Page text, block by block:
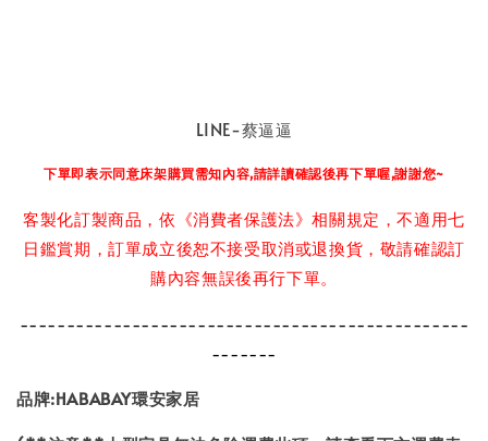
LINE-蔡逼逼
下單即表示同意床架購買需知內容,請詳讀確認後再下單喔,謝謝您~
客製化訂製商品，依《消費者保護法》相關規定，不適用七
日鑑賞期，訂單成立後恕不接受取消或退換貨，敬請確認訂
購內容無誤後再行下單。
------------------------------------------------
-------
品牌:HABABAY環安家居